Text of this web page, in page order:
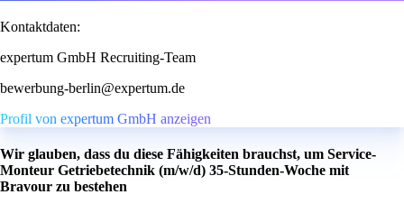
Kontaktdaten:
expertum GmbH Recruiting-Team
bewerbung-berlin@expertum.de
Profil von expertum GmbH anzeigen
Wir glauben, dass du diese Fähigkeiten brauchst, um Service-
Monteur Getriebetechnik (m/w/d) 35-Stunden-Woche mit
Bravour zu bestehen